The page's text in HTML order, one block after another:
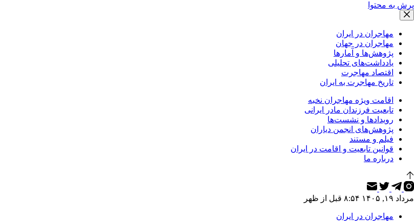
پرش به محتوا
مهاجران در ایران
مهاجران در جهان
پژوهش‌ها و آمارها
یادداشت‌های تحلیلی
اقتصاد مهاجرت
تاریخ مهاجرت به ایران
اقامت ویژه مهاجران نخبه
تابعیت فرزندان مادر ایرانی
رویدادها و نشست‌ها
پژوهش‌های انجمن دیاران
فیلم و مستند
قوانین تابعیت و اقامت در ایران
درباره ما
مرداد ۱۹, ۱۴۰۵ ۸:۵۴ قبل از ظهر
مهاجران در ایران